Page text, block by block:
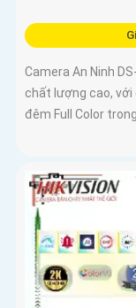
Camera An Ninh
chất lượng cao, với
đêm Full Color